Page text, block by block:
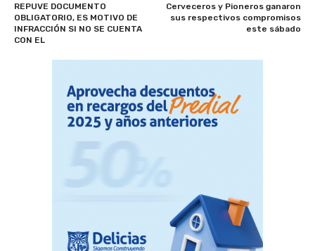
REPUVE DOCUMENTO
OBLIGATORIO, ES MOTIVO DE
INFRACCIÓN SI NO SE CUENTA
CON EL
Cerveceros y Pioneros ganaron
sus respectivos compromisos
este sábado